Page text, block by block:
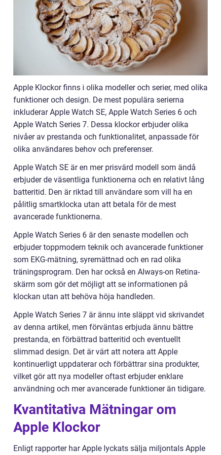
Apple Klockor finns i olika modeller och serier, med olika
funktioner och design. De mest populära serierna
inkluderar Apple Watch SE, Apple Watch Series 6 och
Apple Watch Series 7. Dessa klockor erbjuder olika
nivåer av prestanda och funktionalitet, anpassade för
olika användares behov och preferenser.
Apple Watch SE är en mer prisvärd modell som ändå
erbjuder de väsentliga funktionerna och en relativt lång
batteritid. Den är riktad till användare som vill ha en
pålitlig smartklocka utan att betala för de mest
avancerade funktionerna.
Apple Watch Series 6 är den senaste modellen och
erbjuder toppmodern teknik och avancerade funktioner
som EKG-mätning, syremättnad och en rad olika
träningsprogram. Den har också en Always-on Retina-
skärm som gör det möjligt att se informationen på
klockan utan att behöva höja handleden.
Apple Watch Series 7 är ännu inte släppt vid skrivandet
av denna artikel, men förväntas erbjuda ännu bättre
prestanda, en förbättrad batteritid och eventuellt
slimmad design. Det är värt att notera att Apple
kontinuerligt uppdaterar och förbättrar sina produkter,
vilket gör att nya modeller oftast erbjuder enklare
användning och mer avancerade funktioner än tidigare.
Kvantitativa Mätningar om
Apple Klockor
Enligt rapporter har Apple lyckats sälja miljontals Apple